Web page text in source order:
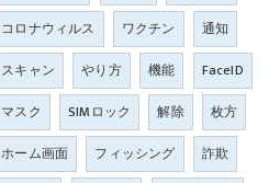
コロナウィルス
ワクチン
通知
スキャン
やり方 機能
FaceID
マスク
SIMロック 解除
枚方
ホーム画面
フィッシング
詐欺